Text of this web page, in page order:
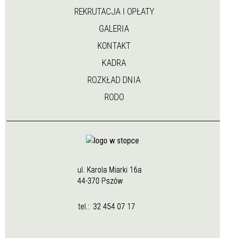
REKRUTACJA I OPŁATY
GALERIA
KONTAKT
KADRA
ROZKŁAD DNIA
RODO
ul. Karola Miarki 16a
44-370 Pszów
tel.: 32 454 07 17